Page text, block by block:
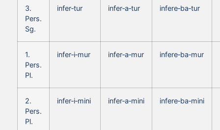
3.
Pers.
Sg.
infer‑tur infer‑a‑tur infere‑ba‑tur
1.
Pers.
Pl.
infer‑i‑mur infer‑a‑mur infere‑ba‑mur
2.
Pers.
Pl.
infer‑i‑mini infer‑a‑mini infere‑ba‑mini